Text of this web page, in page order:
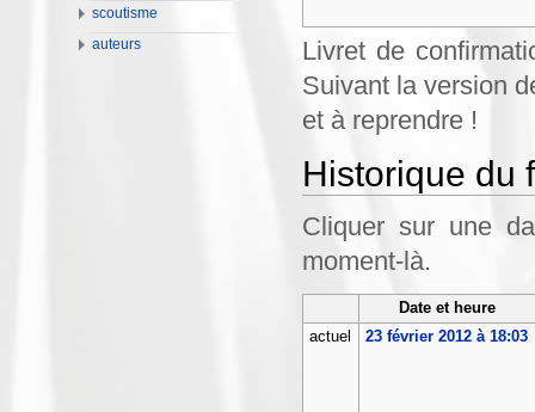
Livret de
Suivant la version
et à reprendre !
Historique du
Cliquer sur une
moment-là.
Date et heure
actuel
23 février 2012 à 18:03
scoutisme
auteurs